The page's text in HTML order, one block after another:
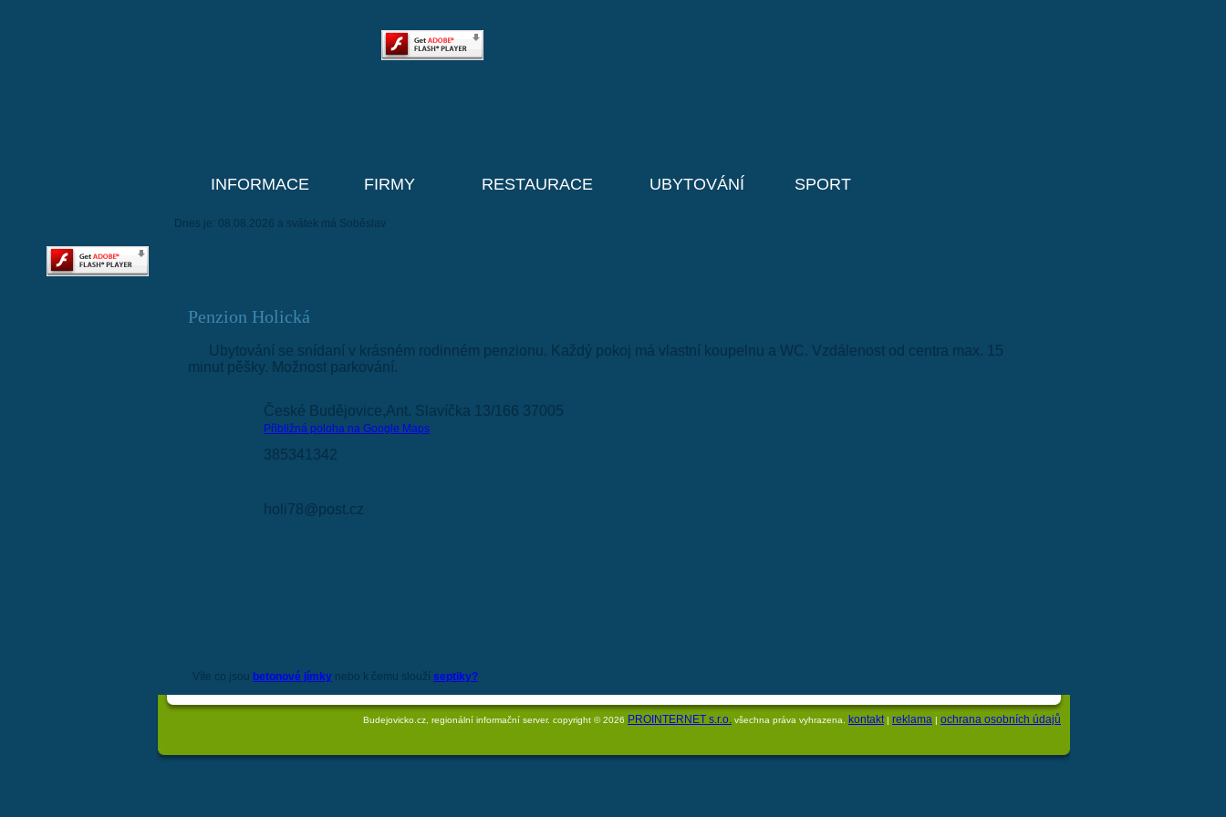
INFORMACE FIRMY RESTAURACE UBYTOVÁNÍ SPORT
Dnes je: 08.08.2026 a svátek má Soběslav
Penzion Holická
Ubytování se snídaní v krásném rodinném penzionu. Každý pokoj má vlastní koupelnu a WC. Vzdálenost od centra max. 15
minut pěšky. Možnost parkování.
České Budějovice,Ant. Slavíčka 13/166 37005
Přibližná poloha na Google Maps
385341342
holi78@post.cz
Víte co jsou betonové jímky nebo k čemu slouží septiky?
Budejovicko.cz, regionální informační server. copyright © 2026 PROINTERNET s.r.o. všechna práva vyhrazena. kontakt| reklama | ochrana osobních údajů